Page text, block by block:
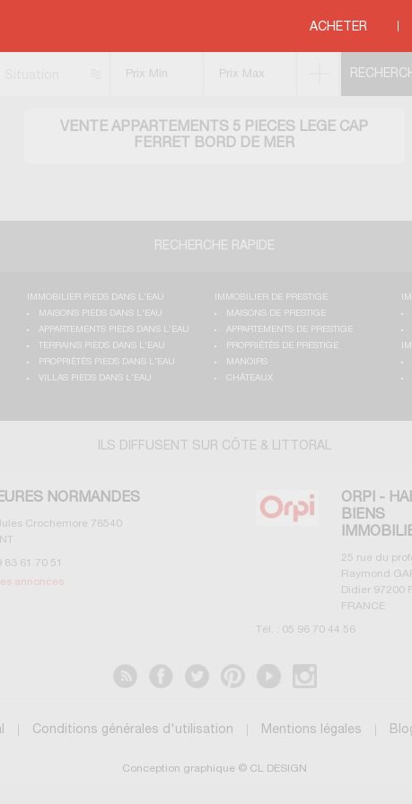
ACHETER
VENTE APPARTEMENTS 5 PIECES LEGE CAP
FERRET BORD DE MER
RECHERCHE RAPIDE
IMMOBILIER PIEDS DANS L'EAU
MAISONS PIEDS DANS L'EAU
APPARTEMENTS PIEDS DANS L'EAU
TERRAINS PIEDS DANS L'EAU
PROPRIÉTÉS PIEDS DANS L'EAU
VILLAS PIEDS DANS L'EAU
IMMOBILIER DE PRESTIGE
MAISONS DE PRESTIGE
APPARTEMENTS DE PRESTIGE
PROPRIÉTÉS DE PRESTIGE
MANOIRS
CHÂTEAUX
ILS DIFFUSENT SUR CÔTE & LITTORAL
NORMANDES
Crochemore 76540
83 61 70 51
annonces
ORPI -
BIENS
25 rue du
Raymond
Didier 97200
FRANCE
Tél. : 05 96 70 44 56
Conditions générales d'utilisation Mentions légales
Conception graphique © CL DESIGN